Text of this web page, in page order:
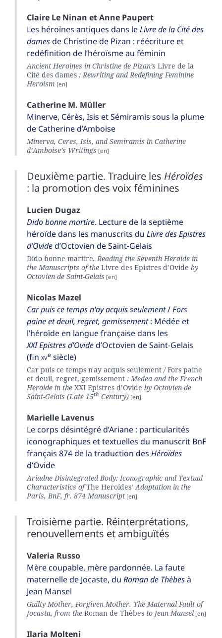
Claire Le Ninan etAnne Paupert
Les héroïnes antiques dans leLivre de la Cité des
damesde Christine de Pizan : réécriture et
redéfinition de l’héroïsme au féminin
Ancient Heroines in Christine de Pizan’s Livre de la
Cité des dames : Rewriting and Redefining Feminine
Heroism
Catherine M. Müller
Minerve, Cérès, Isis et Sémiramis sous la plume
de Catherine d’Amboise
Minerva, Ceres, Isis, and Semiramis in Catherine
d’Amboise’s Writings
Deuxième partie. Traduire les Héroïdes
: la promotion des voix féminines
Lucien Dugaz
Dido bonne martire. Lecture de la septième
héroïde dans les manuscrits du Livre des Epistres
d’Ovided’Octovien de Saint-Gelais
Dido bonne martire. Reading the Seventh Heroide in
the Manuscripts of the Livre des Epistres d’Ovide by
Octovien de Saint-Gelais
Nicolas Mazel
Car puis ce temps n'ay acquis seulement/Fors
paine et deuil, regret, gemissement: Médée et
l’héroïde en langue française dans les
XXI Epistres d’Ovided’Octovien de Saint-Gelais
(fin xve siècle)
Car puis ce temps n'ay acquis seulement/Fors paine
et deuil, regret, gemissement : Medea and the French
Heroide in the XXI Epistres d’Ovide by Octovien de
Saint-Gelais (Late 15th Century)
Marielle Lavenus
Le corps désintégré d’Ariane : particularités
iconographiques et textuelles du manuscrit BnF
français 874 de la traduction des Héroïdes
d’Ovide
Ariadne Disintegrated Body: Iconographic and Textual
Characteristics ofThe Heroides’ Adaptation in the
Paris, BnF, fr. 874 Manuscript
Troisième partie. Réinterprétations,
renouvellements et ambiguïtés
Valeria Russo
Mère coupable, mère pardonnée. La faute
maternelle de Jocaste, du Roman de Thèbesà
Jean Mansel
Guilty Mother, Forgiven Mother. The Maternal Fault of
Jocasta, from the Roman de Thèbes to Jean Mansel
Ilaria Molteni